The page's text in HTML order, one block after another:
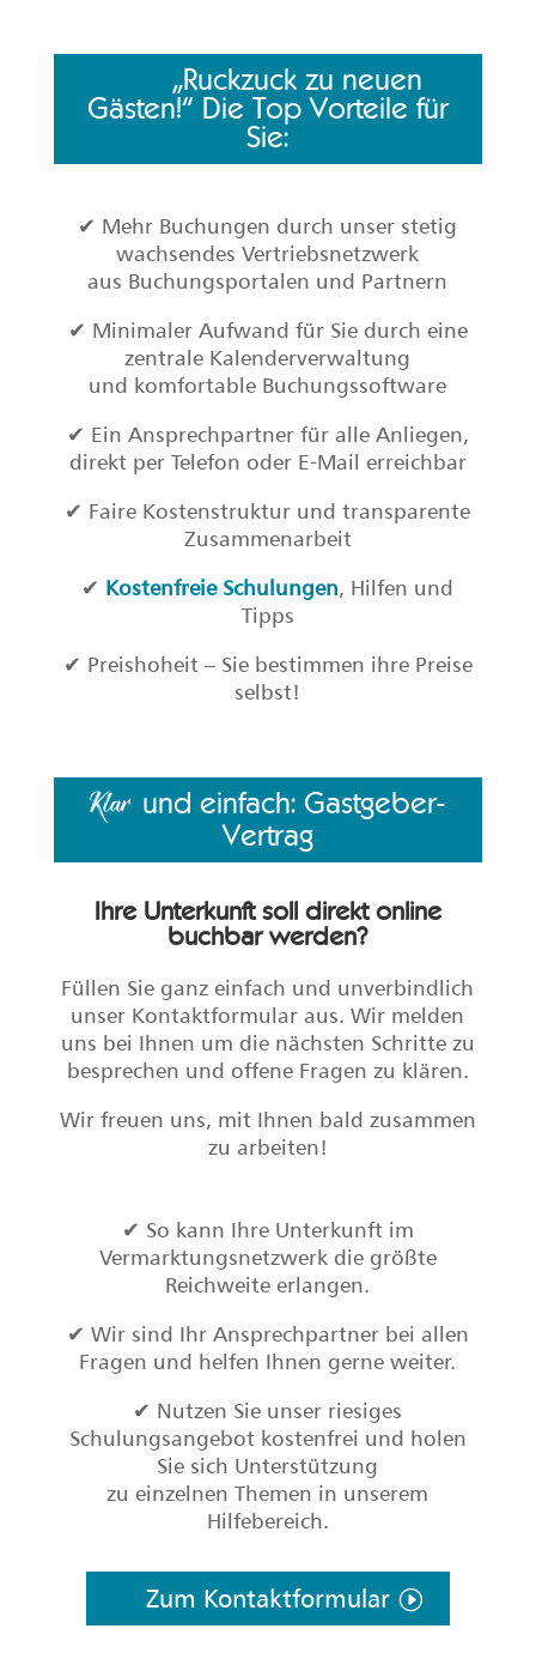
„Ruckzuck zu neuen
Gästen!“ Die Top Vorteile für
Sie:
✔ Mehr Buchungen durch unser stetig
wachsendes Vertriebsnetzwerk
aus Buchungsportalen und Partnern
✔ Minimaler Aufwand für Sie durch eine
zentrale Kalenderverwaltung
und komfortable Buchungssoftware
✔ Ein Ansprechpartner für alle Anliegen,
direkt per Telefon oder E-Mail erreichbar
✔ Faire Kostenstruktur und transparente
Zusammenarbeit
✔ Kostenfreie Schulungen, Hilfen und
Tipps
✔ Preishoheit – Sie bestimmen ihre Preise
selbst!
Klar und einfach: Gastgeber-
Vertrag
Ihre Unterkunft soll direkt online
buchbar werden?
Füllen Sie ganz einfach und unverbindlich
unser Kontaktformular aus. Wir melden
uns bei Ihnen um die nächsten Schritte zu
besprechen und offene Fragen zu klären.
Wir freuen uns, mit Ihnen bald zusammen
zu arbeiten!
✔ So kann Ihre Unterkunft im
Vermarktungsnetzwerk die größte
Reichweite erlangen.
✔ Wir sind Ihr Ansprechpartner bei allen
Fragen und helfen Ihnen gerne weiter.
✔ Nutzen Sie unser riesiges
Schulungsangebot kostenfrei und holen
Sie sich Unterstützung
zu einzelnen Themen in unserem
Hilfebereich.
Zum Kontaktformular